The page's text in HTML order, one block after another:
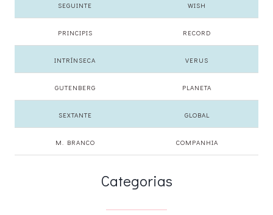
SEGUINTE WISH
PRINCIPIS RECORD
INTRÍNSECA VERUS
GUTENBERG PLANETA
SEXTANTE GLOBAL
M. BRANCO COMPANHIA
Categorias